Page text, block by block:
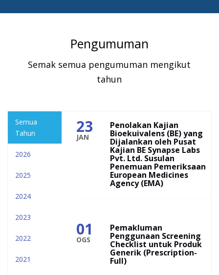
Pengumuman
Semak semua pengumuman mengikut
tahun
Semua
Tahun
2026
2025
2024
2023
2022
2021
23
JAN
Penolakan Kajian
Bioekuivalens (BE) yang
Dijalankan oleh Pusat
Kajian BE Synapse Labs
Pvt. Ltd. Susulan
Penemuan Pemeriksaan
European Medicines
Agency (EMA)
01
OGS
Pemakluman
Penggunaan Screening
Checklist untuk Produk
Generik (Prescription-
Full)